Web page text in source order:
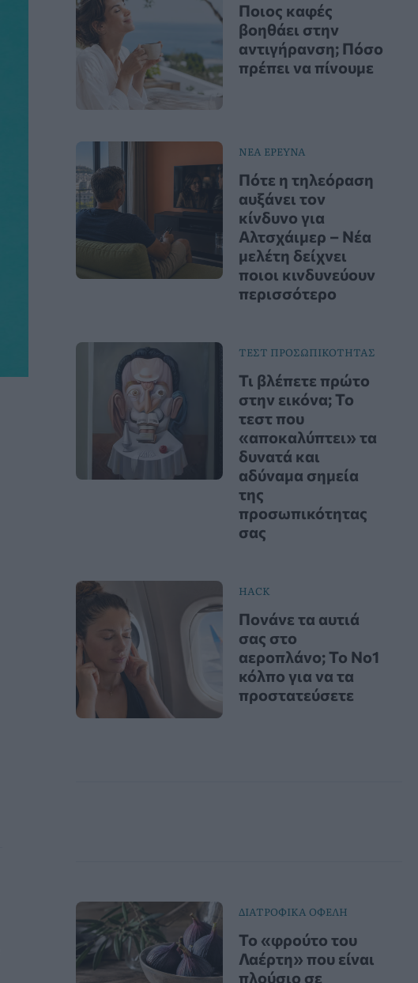
Ποιος καφές
βοηθάει στην
αντιγήρανση; Πόσο
πρέπει να πίνουμε
ΝΕΑ ΕΡΕΥΝΑ
Πότε η τηλεόραση
αυξάνει τον
κίνδυνο για
Αλτσχάιμερ – Νέα
μελέτη δείχνει
ποιοι κινδυνεύουν
περισσότερο
ΤΕΣΤ ΠΡΟΣΩΠΙΚΟΤΗΤΑΣ
Τι βλέπετε πρώτο
στην εικόνα; Το
τεστ που
«αποκαλύπτει» τα
δυνατά και
αδύναμα σημεία
της
προσωπικότητας
σας
HACK
Πονάνε τα αυτιά
σας στο
αεροπλάνο; Το Νο1
κόλπο για να τα
προστατεύσετε
ΔΙΑΤΡΟΦΙΚΑ ΟΦΕΛΗ
Το «φρούτο του
Λαέρτη» που είναι
πλούσιο σε